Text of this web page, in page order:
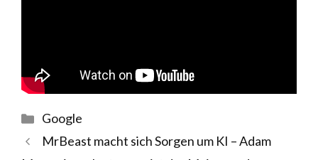
Kategorien
Google
MrBeast macht sich Sorgen um KI – Adam